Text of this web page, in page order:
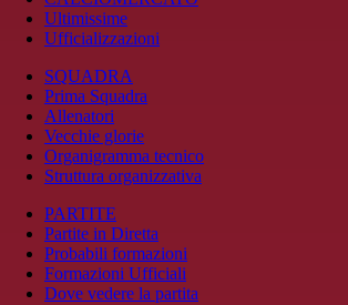
Ultimissime
Ufficializzazioni
SQUADRA
Prima Squadra
Allenatori
Vecchie glorie
Organigramma tecnico
Struttura organizzativa
PARTITE
Partite in Diretta
Probabili formazioni
Formazioni Ufficiali
Dove vedere la partita